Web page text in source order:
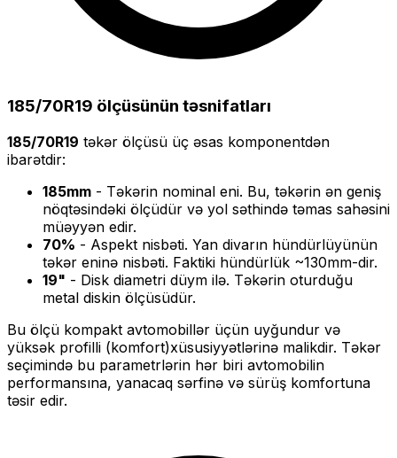
185/70R19 ölçüsünün təsnifatları
185/70R19 təkər ölçüsü üç əsas komponentdən
ibarətdir:
185mm - Təkərin nominal eni. Bu, təkərin ən geniş
nöqtəsindəki ölçüdür və yol səthində təmas sahəsini
müəyyən edir.
70% - Aspekt nisbəti. Yan divarın hündürlüyünün
təkər eninə nisbəti. Faktiki hündürlük ~130mm-dir.
19" - Disk diametri düym ilə. Təkərin oturduğu
metal diskin ölçüsüdür.
Bu ölçü kompakt avtomobillər üçün uyğundur və
yüksək profilli (komfort)xüsusiyyətlərinə malikdir. Təkər
seçimində bu parametrlərin hər biri avtomobilin
performansına, yanacaq sərfinə və sürüş komfortuna
təsir edir.